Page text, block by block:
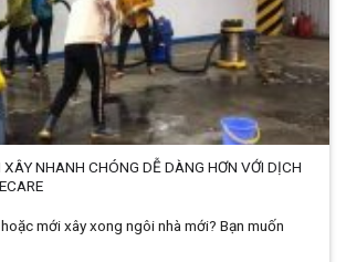
NHANH CHÓNG DỄ DÀNG HƠN VỚI DỊCH
mới xây xong ngôi nhà mới? Bạn muốn